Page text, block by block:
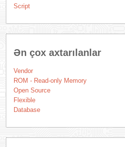
Script
Ən çox axtarılanlar
Vendor
ROM - Read-only Memory
Open Source
Flexible
Database